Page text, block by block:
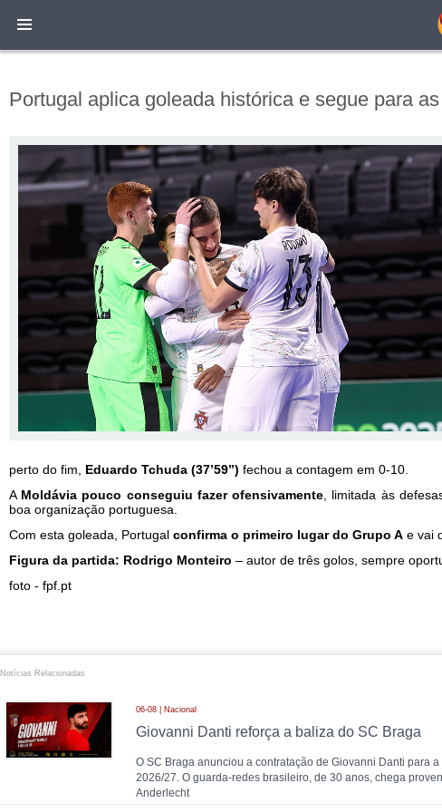
Portugal aplica goleada histórica e segue para
perto do fim, Eduardo Tchuda (37’59’’) fechou a contagem em 0-10.
A Moldávia pouco conseguiu fazer ofensivamente , limitada às
boa organização portuguesa.
Com esta goleada, Portugal confirma o primeiro lugar do Grupo A e vai
Figura da partida: Rodrigo Monteiro – autor de três golos, sempre
foto - fpf.pt
Notícias Relacionadas
06-08 | Nacional
Giovanni Danti reforça a baliza do SC Braga
O SC Braga anunciou a contratação de Giovanni Danti para
2026/27. O guarda-redes brasileiro, de 30 anos, chega
Anderlecht